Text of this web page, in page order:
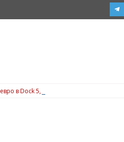
в Dock 5, вижте подробности